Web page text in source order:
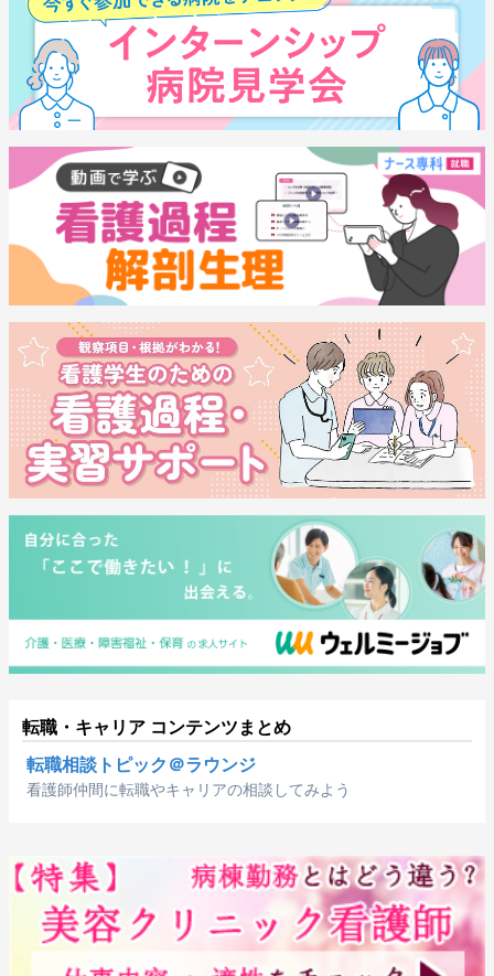
転職・キャリア コンテンツまとめ
転職相談トピック＠ラウンジ
看護師仲間に転職やキャリアの相談してみよう